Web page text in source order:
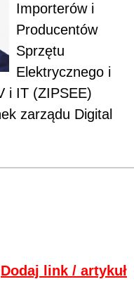
Importerów i
Producentów
Sprzętu
Elektrycznego i
i IT (ZIPSEE)
zarządu Digital
Dodaj link / artykuł